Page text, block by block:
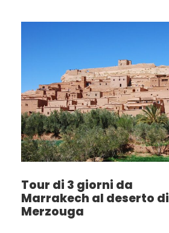
Tour di 3 giorni da
Marrakech al deserto di
Merzouga